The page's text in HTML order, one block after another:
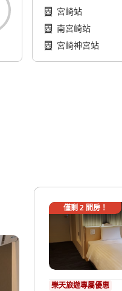
宮崎站
南宮崎站
宮崎神宮站
僅剩 2間房！
樂天旅遊專屬優惠